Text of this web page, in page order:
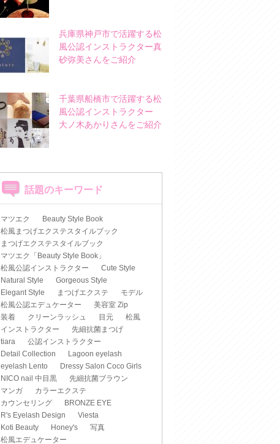
兵庫県神戸市で活躍する松
風公認インストラクター真
砂弥美さんをご紹介
千葉県船橋市で活躍する松
風公認インストラクター
大ノ木あかりさんをご紹介
話題のキーワード
マツエク
Beauty Style Book
松風まつげエクステスタイルブック
まつげエクステスタイルブック
マツエク「Beauty Style Book」
松風公認インストラクター
Cute Style
Natural Style
Gorgeous Style
Elegant Style
まつげエクステ
モデル
松風公認エデュケーター
美容室 Zip
装着
クリーンラッシュ 目元
松風
インストラクター
先細抗菌まつげ
tiara
公認インストラクター
Detail Collection
Lagoon eyelash
eyelash Lento
Dressy Salon Coco Girls
NICO nail 中目黒
先細抗菌ブラウン
マンガ
カラーエクステ
カウンセリング
BRONZE EYE
R's Eyelash Design
Viesta
Koti Beauty
Honey's
写真
松風エデュケーター